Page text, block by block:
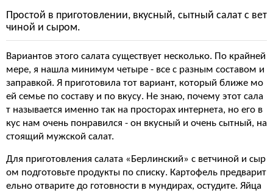
Простой в приготовлении, вкусный, сытный салат с вет
чиной и сыром.
Вариантов этого салата существует несколько. По крайней
мере, я нашла минимум четыре - все с разным составом и
заправкой. Я приготовила тот вариант, который ближе мо
ей семье по составу и по вкусу. Не знаю, почему этот сала
т называется именно так на просторах интернета, но его в
кус нам очень понравился - он вкусный и очень сытный, на
стоящий мужской салат.
Для приготовления салата «Берлинский» с ветчиной и сыр
ом подготовьте продукты по списку. Картофель предварит
ельно отварите до готовности в мундирах, остудите. Яйца